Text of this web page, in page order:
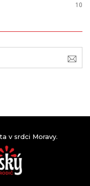
10
v srdci Moravy.